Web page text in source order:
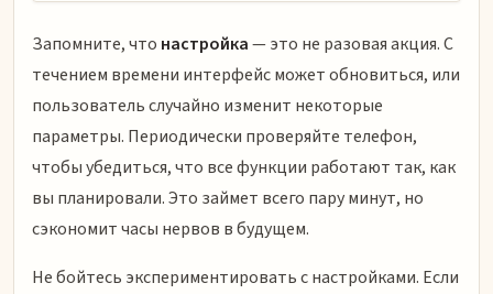
Запомните, что настройка— это не разовая акция. С
течением времени интерфейс может обновиться, или
пользователь случайно изменит некоторые
параметры. Периодически проверяйте телефон,
чтобы убедиться, что все функции работают так, как
вы планировали. Это займет всего пару минут, но
сэкономит часы нервов в будущем.
Не бойтесь экспериментировать с настройками. Если